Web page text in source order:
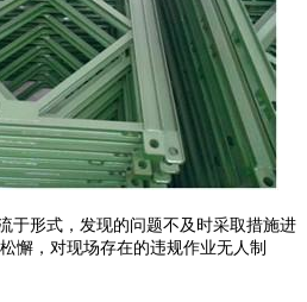
于形式，发现的问题不及时采取措施进
懈，对现场存在的违规作业无人制